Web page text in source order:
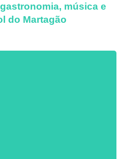
música e
do Martagão